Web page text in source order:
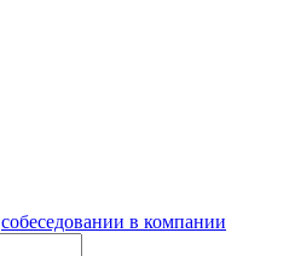
собеседовании в компании